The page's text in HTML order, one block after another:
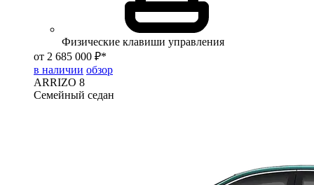
Физические клавиши управления
от 2 685 000 ₽*
в наличии обзор
ARRIZO 8
Семейный седан